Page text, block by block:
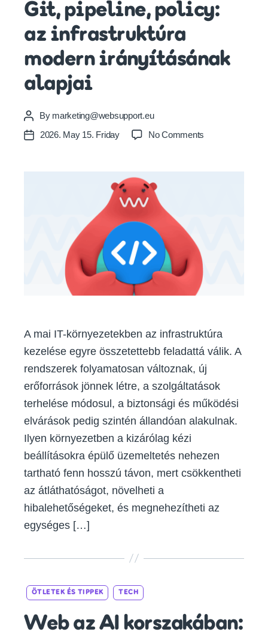
Git, pipeline, policy:
az infrastruktúra
modern irányításának
alapjai
Post
author
By marketing@websupport.eu
Post2026. May 15. Friday No Comments
policy:
A mai IT-környezetekben az infrastruktúra
kezelése egyre összetettebb feladattá válik. A
rendszerek folyamatosan változnak, új
erőforrások jönnek létre, a szolgáltatások
terhelése módosul, a biztonsági és működési
elvárások pedig szintén állandóan alakulnak.
Ilyen környezetben a kizárólag kézi
beállításokra épülő üzemeltetés nehezen
tartható fenn hosszú távon, mert csökkentheti
az átláthatóságot, növelheti a
hibalehetőségeket, és megnehezítheti az
egységes […]
Categories
ÖTLETEK ÉS TIPPEK TECH
Web az AI korszakában: